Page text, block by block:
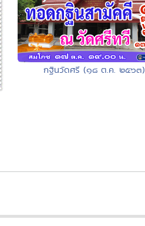
กฐินวัดศรี (๑๘ ต.ค. ๒๕๖๓)